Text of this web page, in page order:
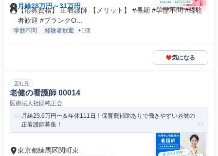
月給28万円～31万円
【応募資格】 正看護師 【メリット】 #長期 #学歴不問 #経験
者歓迎 #ブランクO...
学歴不問 経験者歓迎 +1個
気になる
正社員
老健の看護師 00014
医療法人社団純正会
月給29.6万円〜＆年休111日！保育費補助ありで働きやすい老健の
正看護師募集！
東京都練馬区関町東